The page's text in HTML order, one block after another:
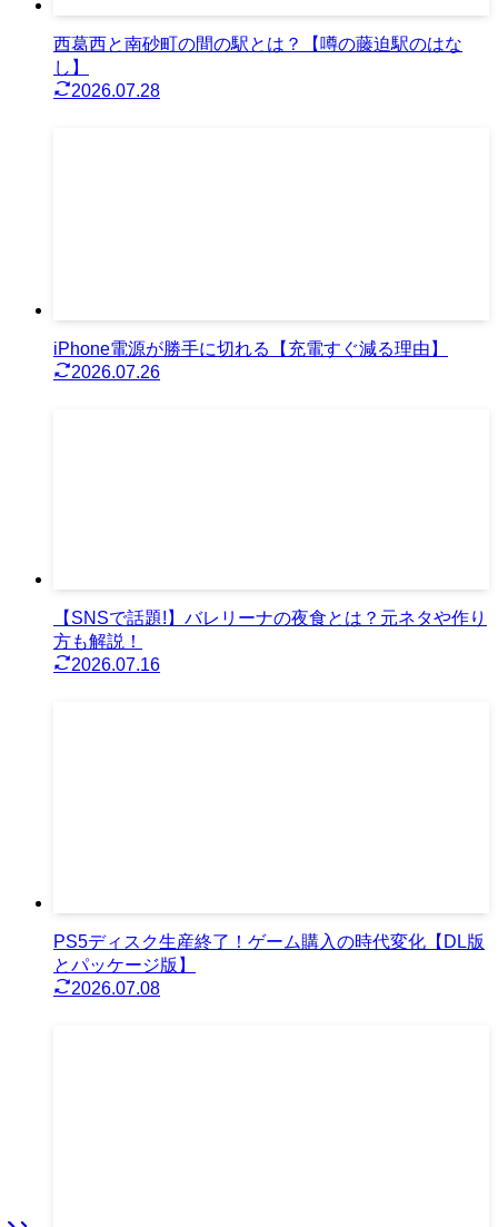
西葛西と南砂町の間の駅とは？【噂の藤迫駅のはな
し】
2026.07.28
iPhone電源が勝手に切れる【充電すぐ減る理由】
2026.07.26
【SNSで話題!】バレリーナの夜食とは？元ネタや作り
方も解説！
2026.07.16
PS5ディスク生産終了！ゲーム購入の時代変化【DL版
とパッケージ版】
2026.07.08